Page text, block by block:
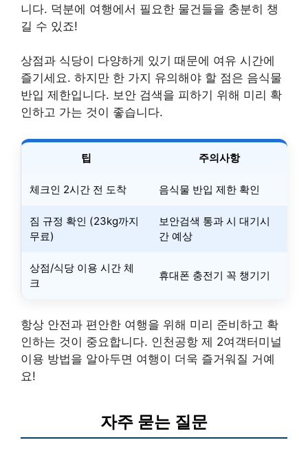
니다. 덕분에 여행에서 필요한 물건들을 충분히 챙
길 수 있죠!
상점과 식당이 다양하게 있기 때문에 여유 시간에
즐기세요. 하지만 한 가지 유의해야 할 점은 음식물
반입 제한입니다. 보안 검색을 피하기 위해 미리 확
인하고 가는 것이 좋습니다.
팁 주의사항
체크인 2시간 전 도착 음식물 반입 제한 확인
짐 규정 확인 (23kg까지
무료)
보안검색 통과 시 대기시
간 예상
상점/식당 이용 시간 체
크
휴대폰 충전기 꼭 챙기기
항상 안전과 편안한 여행을 위해 미리 준비하고 확
인하는 것이 중요합니다. 인천공항 제 2여객터미널
이용 방법을 알아두면 여행이 더욱 즐거워질 거예
요!
자주 묻는 질문